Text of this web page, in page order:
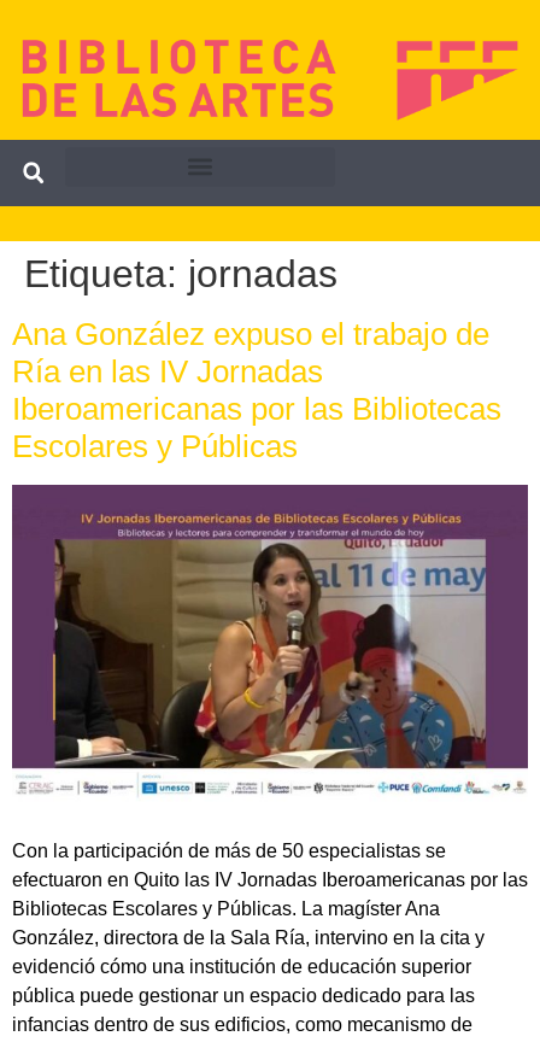
Etiqueta: jornadas
Ana González expuso el trabajo de
Ría en las IV Jornadas
Iberoamericanas por las Bibliotecas
Escolares y Públicas
Con la participación de más de 50 especialistas se
efectuaron en Quito las IV Jornadas Iberoamericanas por las
Bibliotecas Escolares y Públicas. La magíster Ana
González, directora de la Sala Ría, intervino en la cita y
evidenció cómo una institución de educación superior
pública puede gestionar un espacio dedicado para las
infancias dentro de sus edificios, como mecanismo de